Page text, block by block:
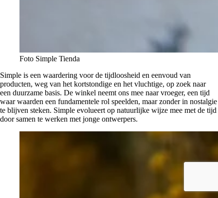
Foto Simple Tienda
Simple is een waardering voor de tijdloosheid en eenvoud van
producten, weg van het kortstondige en het vluchtige, op zoek naar
een duurzame basis. De winkel neemt ons mee naar vroeger, een tijd
waar waarden een fundamentele rol speelden, maar zonder in nostalgie
te blijven steken. Simple evolueert op natuurlijke wijze mee met de tijd
door samen te werken met jonge ontwerpers.